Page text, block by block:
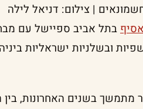
בתל אביב ספיישל עם
ובשלניות ישראליות
בשנים האחרונות,